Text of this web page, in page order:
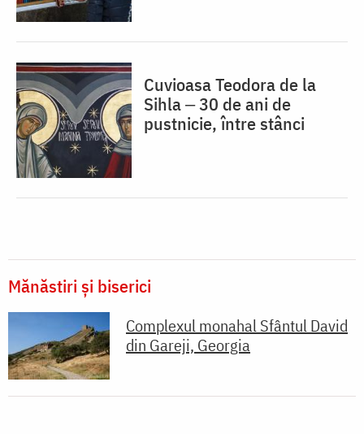
Cuvioasa Teodora de la
Sihla ‒ 30 de ani de
pustnicie, între stânci
Mănăstiri și biserici
Complexul monahal Sfântul David
din Gareji, Georgia